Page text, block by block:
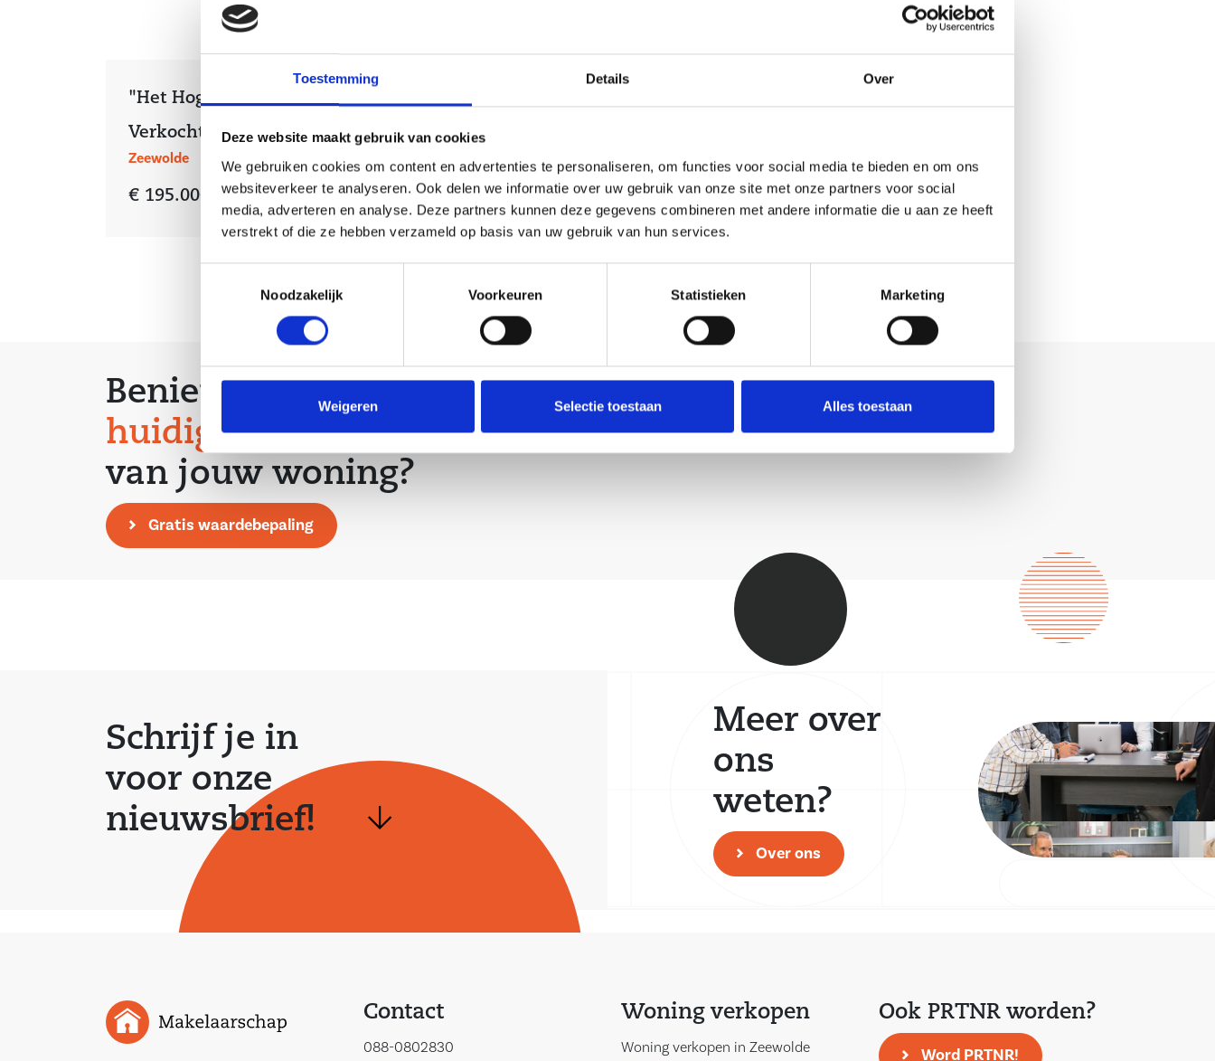
Toestemming Details Over
Deze website maakt gebruik van cookies
We gebruiken cookies om content en advertenties te personaliseren, om functies voor social media te bieden en om ons
websiteverkeer te analyseren. Ook delen we informatie over uw gebruik van onze site met onze partners voor social
media, adverteren en analyse. Deze partners kunnen deze gegevens combineren met andere informatie die u aan ze heeft
verstrekt of die ze hebben verzameld op basis van uw gebruik van hun services.
Noodzakelijk
Voorkeuren Statistieken Marketing
Weigeren Selectie toestaan Alles toestaan
"Het Hoge Erf" - Definitief
Verkocht
Zeewolde
€ 195.000,- tot € 455.000,-
Benieuwd naar
huidige waarde
van jouw woning?
Gratis waardebepaling
Schrijf je in
voor onze
nieuwsbrief!
Meer over
ons
weten?
Over ons
Contact
088-0802830
Woning verkopen
Woning verkopen in Zeewolde
Ook PRTNR worden?
Word PRTNR!